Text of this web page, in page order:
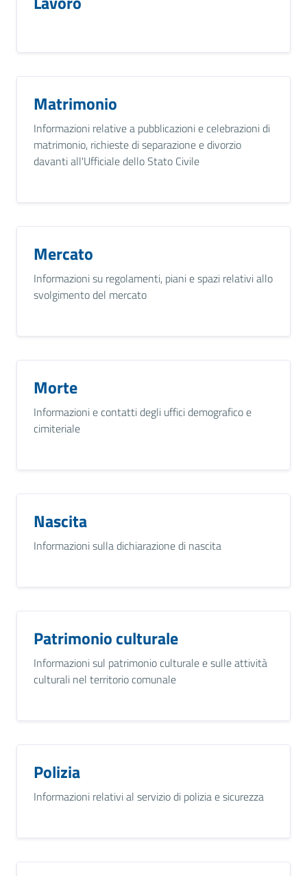
Matrimonio
Informazioni relative a pubblicazioni e celebrazioni di
matrimonio, richieste di separazione e divorzio
davanti all'Ufficiale dello Stato Civile
Mercato
Informazioni su regolamenti, piani e spazi relativi allo
svolgimento del mercato
Morte
Informazioni e contatti degli uffici demografico e
cimiteriale
Nascita
Informazioni sulla dichiarazione di nascita
Patrimonio culturale
Informazioni sul patrimonio culturale e sulle attività
culturali nel territorio comunale
Polizia
Informazioni relativi al servizio di polizia e sicurezza